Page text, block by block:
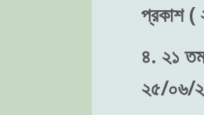
প্রকাশ
৪. ২১ তম
২৫/০৬/